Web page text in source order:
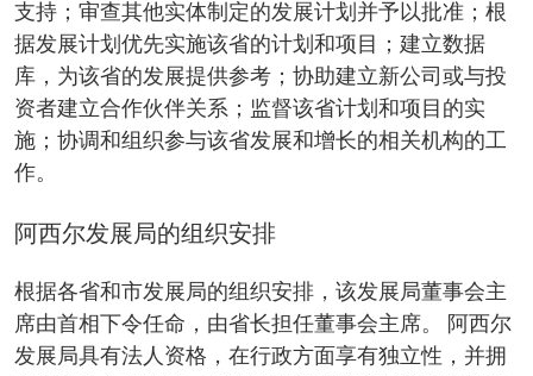
支持；审查其他实体制定的发展计划并予以批准；根
据发展计划优先实施该省的计划和项目；建立数据
库，为该省的发展提供参考；协助建立新公司或与投
资者建立合作伙伴关系；监督该省计划和项目的实
施；协调和组织参与该省发展和增长的相关机构的工
作。
阿西尔发展局的组织安排
根据各省和市发展局的组织安排，该发展局董事会主
席由首相下令任命，由省长担任董事会主席。 阿西尔
发展局具有法人资格，在行政方面享有独立性，并拥